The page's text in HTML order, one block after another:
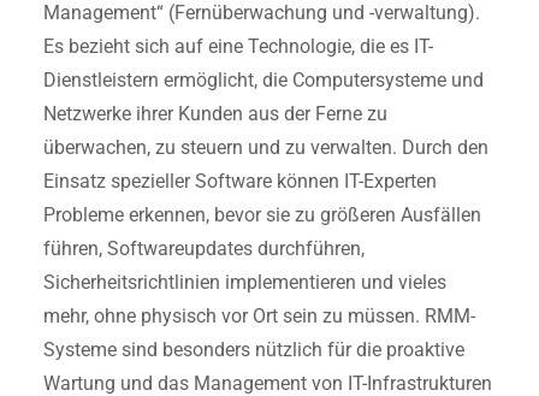
Management“ (Fernüberwachung und -verwaltung).
Es bezieht sich auf eine Technologie, die es IT-
Dienstleistern ermöglicht, die Computersysteme und
Netzwerke ihrer Kunden aus der Ferne zu
überwachen, zu steuern und zu verwalten. Durch den
Einsatz spezieller Software können IT-Experten
Probleme erkennen, bevor sie zu größeren Ausfällen
führen, Softwareupdates durchführen,
Sicherheitsrichtlinien implementieren und vieles
mehr, ohne physisch vor Ort sein zu müssen. RMM-
Systeme sind besonders nützlich für die proaktive
Wartung und das Management von IT-Infrastrukturen